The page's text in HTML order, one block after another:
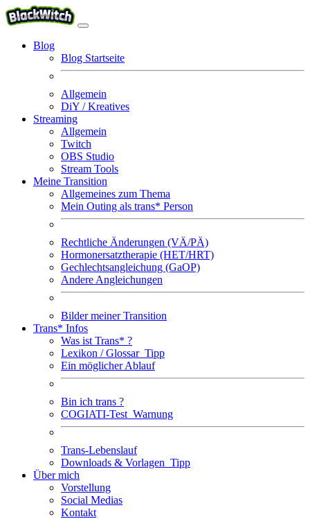
Blog
Blog Startseite
Allgemein
DiY / Kreatives
Streaming
Allgemein
Twitch
OBS Studio
Stream Tools
Meine Transition
Allgemeines zum Thema
Mein Outing als trans* Person
Rechtliche Änderungen (VÄ/PÄ)
Hormonersatztherapie (HET/HRT)
Gechlechtsangleichung (GaOP)
Andere Angleichungen
Bilder meiner Transition
Trans* Infos
Was ist Trans* ?
Lexikon / Glossar Tipp
Ein möglicher Ablauf
Bin ich trans ?
COGIATI-Test Warnung
Trans-Lebenslauf
Downloads & Vorlagen Tipp
Über mich
Vorstellung
Social Medias
Kontakt